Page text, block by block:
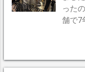
もジ
用後
台で
プ、
だけ
する
ほう
った
舗で7
もこ
のと